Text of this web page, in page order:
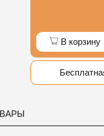
В корзину